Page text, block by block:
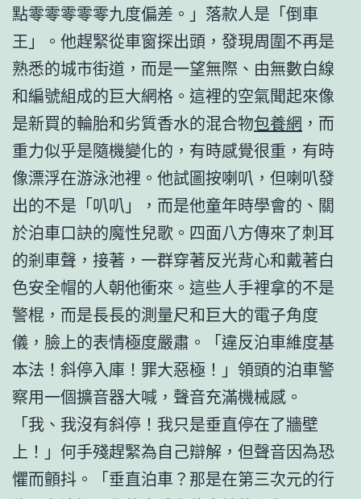
點零零零零零九度偏差。」落款人是「倒車
王」。他趕緊從車窗探出頭，發現周圍不再是
熟悉的城市街道，而是一望無際、由無數白線
和編號組成的巨大網格。這裡的空氣聞起來像
是新買的輪胎和劣質香水的混合物包養網 ，而
重力似乎是隨機變化的，有時感覺很重，有時
像漂浮在游泳池裡。他試圖按喇叭，但喇叭發
出的不是「叭叭」，而是他童年時學會的、關
於泊車口訣的魔性兒歌。四面八方傳來了刺耳
的剎車聲，接著，一群穿著反光背心和戴著白
色安全帽的人朝他衝來。這些人手裡拿的不是
警棍，而是長長的測量尺和巨大的電子角度
儀，臉上的表情極度嚴肅。「違反泊車維度基
本法！斜停入庫！罪大惡極！」領頭的泊車警
察用一個擴音器大喊，聲音充滿機械感。
「我、我沒有斜停！我只是垂直停在了牆壁
上！」何手殘趕緊為自己辯解，但聲音因為恐
懼而顫抖。「垂直泊車？那是在第三次元的行